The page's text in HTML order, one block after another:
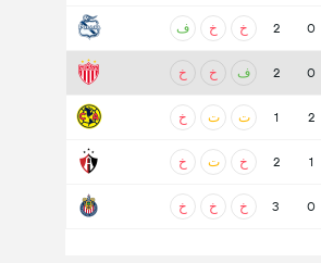
0
2 خ خ ف
0
2 ف خ خ
2
1 ت ت خ
1
2 خ ت خ
0
3 خ خ خ